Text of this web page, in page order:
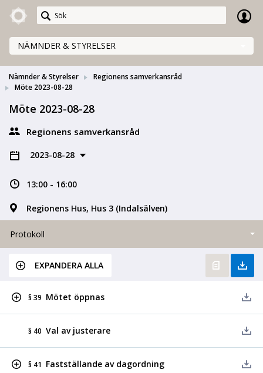
Meetings+
NÄMNDER & STYRELSER
Nämnder & Styrelser
Regionens samverkansråd
Möte 2023-08-28
Möte 2023-08-28
Regionens samverkansråd
2023-08-28
13:00 - 16:00
Regionens Hus, Hus 3 (Indalsälven)
Protokoll
EXPANDERA ALLA
§ 39 Mötet öppnas
§ 40 Val av justerare
§ 41 Fastställande av dagordning